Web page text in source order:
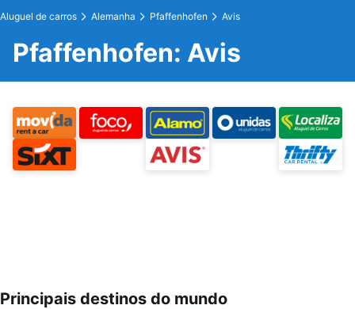
Aluguel de carros Alemanha Pfaffenhofen Avis
Pfaffenhofen: Avis
Principais destinos do mundo